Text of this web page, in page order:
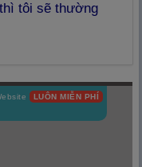
tôi sẽ thường
LUÔN MIỄN PHÍ